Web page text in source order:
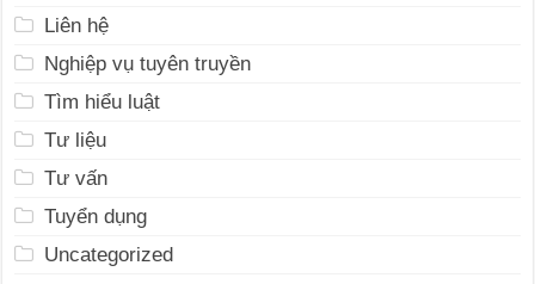
Liên hệ
Nghiệp vụ tuyên truyền
Tìm hiểu luật
Tư liệu
Tư vấn
Tuyển dụng
Uncategorized